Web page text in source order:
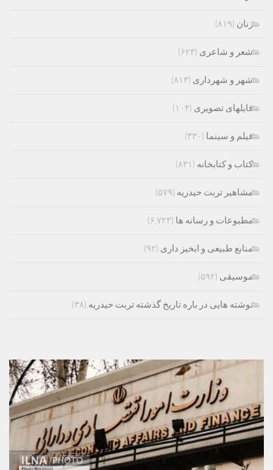
زنان (۸۱۹)
شعر و شاعری (۶۲۳)
شهر و شهرداری (۸۱۳)
فایلهای تصویری (۱۰۴)
فیلم و سینما (۳۳۰)
کتاب و کتابخانه (۸۳۱)
مشاهیر تربت حیدریه (۵۷۹)
مطبوعات و رسانه ها (۶,۷۲۳)
منابع طبیعی و ابخیز داری (۹۲)
موسیقی (۵۹۲)
نوشته هایی در باره تاریخ گذشته تربت حیدریه (۳۸)